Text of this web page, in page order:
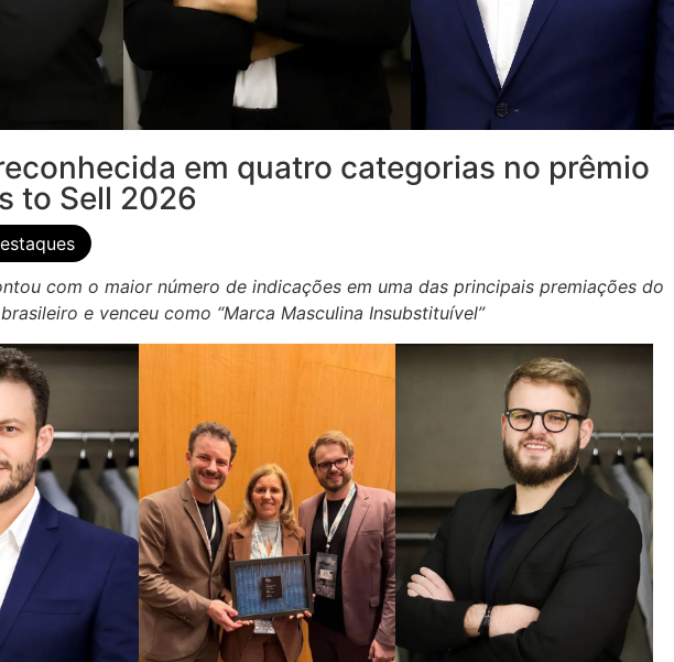
em quatro categorias no prêmio
to Sell 2026
com o maior número de indicações em uma das principais premiações do
e venceu como “Marca Masculina Insubstituível”